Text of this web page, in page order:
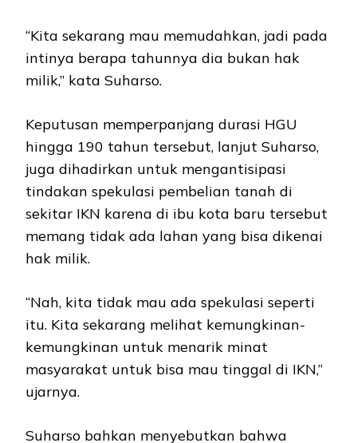
“Kita sekarang mau memudahkan, jadi pada
intinya berapa tahunnya dia bukan hak
milik,” kata Suharso.
Keputusan memperpanjang durasi HGU
hingga 190 tahun tersebut, lanjut Suharso,
juga dihadirkan untuk mengantisipasi
tindakan spekulasi pembelian tanah di
sekitar IKN karena di ibu kota baru tersebut
memang tidak ada lahan yang bisa dikenai
hak milik.
“Nah, kita tidak mau ada spekulasi seperti
itu. Kita sekarang melihat kemungkinan-
kemungkinan untuk menarik minat
masyarakat untuk bisa mau tinggal di IKN,”
ujarnya.
Suharso bahkan menyebutkan bahwa